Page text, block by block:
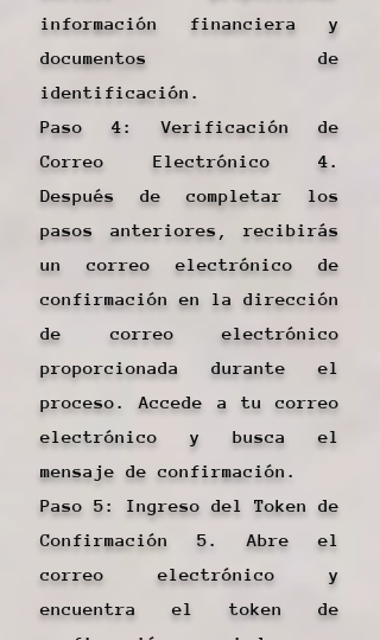
información financiera y
documentos de
identificación.
Paso 4: Verificación de
Correo Electrónico 4.
Después de completar los
pasos anteriores, recibirás
un correo electrónico de
confirmación en la dirección
de correo electrónico
proporcionada durante el
proceso. Accede a tu correo
electrónico y busca el
mensaje de confirmación.
Paso 5: Ingreso del Token de
Confirmación 5. Abre el
correo electrónico y
encuentra el token de